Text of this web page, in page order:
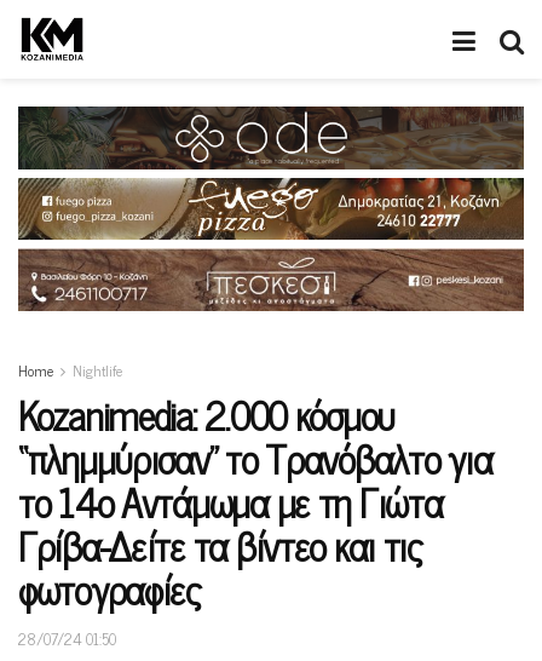
Home Nightlife
Kozanimedia: 2.000 κόσμου
“πλημμύρισαν” το Τρανόβαλτο για
το 14ο Αντάμωμα με τη Γιώτα
Γρίβα-Δείτε τα βίντεο και τις
φωτογραφίες
28/07/24 01:50